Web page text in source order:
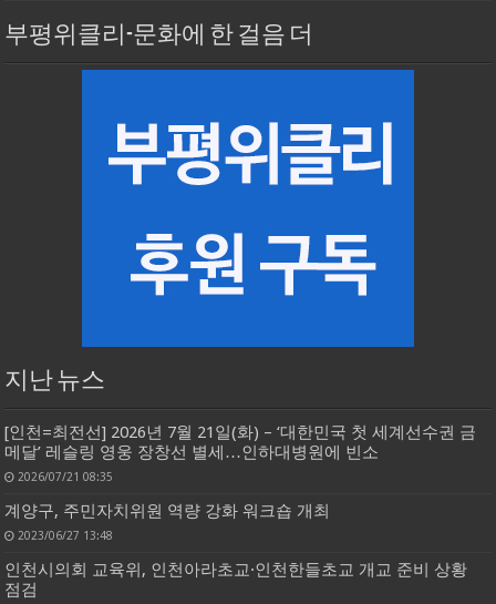
부평위클리-문화에 한 걸음 더
지난 뉴스
[인천=최전선] 2026년 7월 21일(화) – ‘대한민국 첫 세계선수권 금
메달’ 레슬링 영웅 장창선 별세…인하대병원에 빈소
2026/07/21 08:35
계양구, 주민자치위원 역량 강화 워크숍 개최
2023/06/27 13:48
인천시의회 교육위, 인천아라초교·인천한들초교 개교 준비 상황
점검